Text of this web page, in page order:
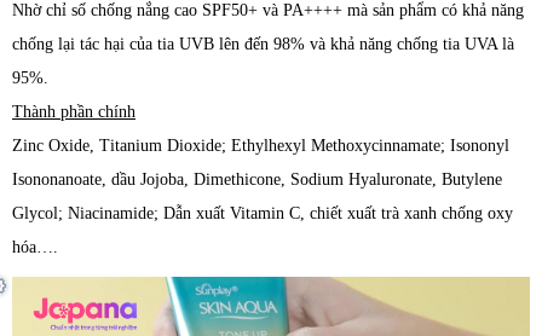
Nhờ chỉ số chống nắng cao SPF50+ và PA++++ mà sản phẩm có khả năng
chống lại tác hại của tia UVB lên đến 98% và khả năng chống tia UVA là
95%.
Thành phần chính
Zinc Oxide, Titanium Dioxide; Ethylhexyl Methoxycinnamate; Isononyl
Isononanoate, dầu Jojoba, Dimethicone, Sodium Hyaluronate, Butylene
Glycol; Niacinamide; Dẫn xuất Vitamin C, chiết xuất trà xanh chống oxy
hóa….